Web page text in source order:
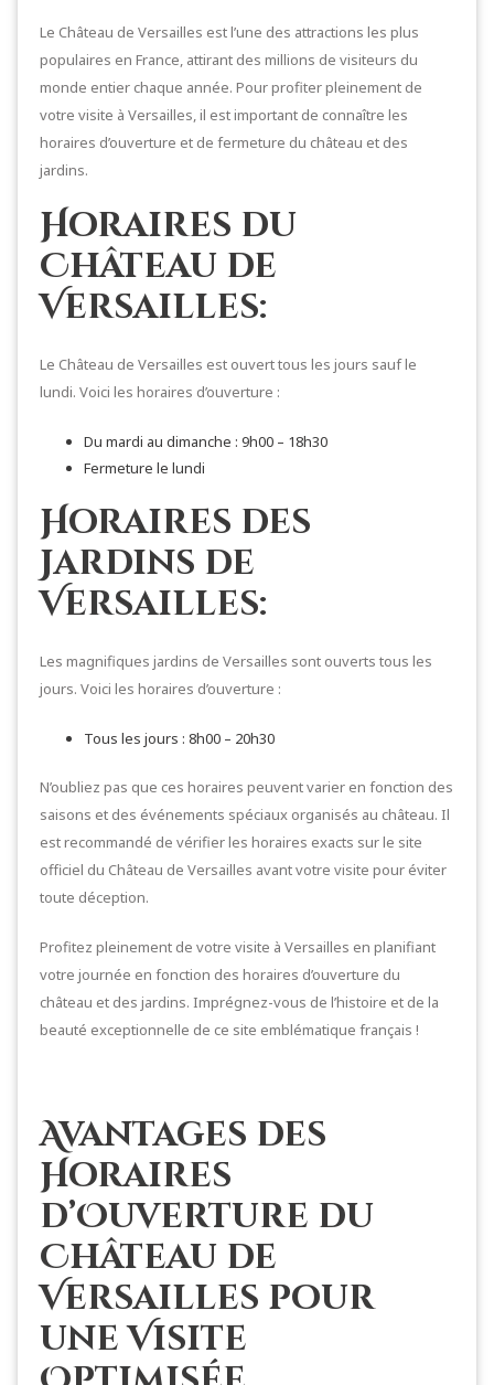
Le Château de Versailles est l’une des attractions les plus
populaires en France, attirant des millions de visiteurs du
monde entier chaque année. Pour profiter pleinement de
votre visite à Versailles, il est important de connaître les
horaires d’ouverture et de fermeture du château et des
jardins.
Horaires du
Château de
Versailles:
Le Château de Versailles est ouvert tous les jours sauf le
lundi. Voici les horaires d’ouverture :
Du mardi au dimanche : 9h00 – 18h30
Fermeture le lundi
Horaires des
Jardins de
Versailles:
Les magnifiques jardins de Versailles sont ouverts tous les
jours. Voici les horaires d’ouverture :
Tous les jours : 8h00 – 20h30
N’oubliez pas que ces horaires peuvent varier en fonction des
saisons et des événements spéciaux organisés au château. Il
est recommandé de vérifier les horaires exacts sur le site
officiel du Château de Versailles avant votre visite pour éviter
toute déception.
Profitez pleinement de votre visite à Versailles en planifiant
votre journée en fonction des horaires d’ouverture du
château et des jardins. Imprégnez-vous de l’histoire et de la
beauté exceptionnelle de ce site emblématique français !
Avantages des
Horaires
d’Ouverture du
Château de
Versailles pour
une Visite